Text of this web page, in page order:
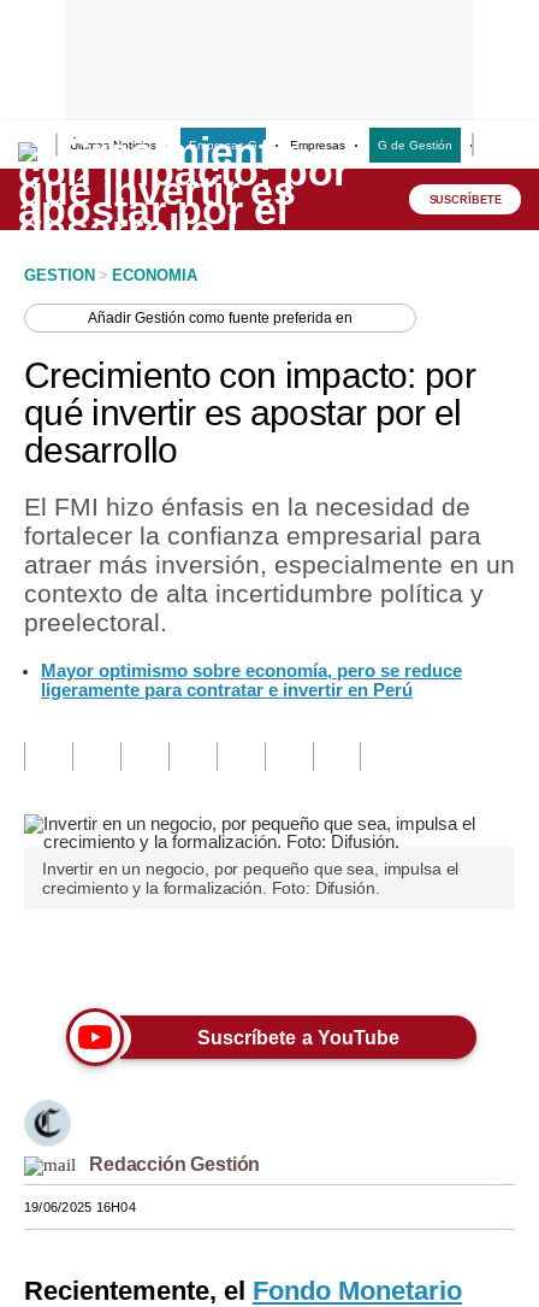
Últimas Noticias Empresas G Empresas G de Gestión
Lo último
Peru Quiosco
Economía
Mercados
Política
Tu Dinero
Finanzas Personales
Inmobiliarias
Opinión
Editorial
Pregunta de hoy
Lujo
Viajes
Moda
Estilos
Mundo
SUSCRÍBETE
GESTION > ECONOMIA
AñadirGestión como fuente preferida en
Crecimiento con impacto: por
qué invertir es apostar por el
desarrollo
El FMI hizo énfasis en la necesidad de
fortalecer la confianza empresarial para
atraer más inversión, especialmente en un
contexto de alta incertidumbre política y
preelectoral.
Mayor optimismo sobre economía, pero se reduce
ligeramente para contratar e invertir en Perú
Invertir en un negocio, por pequeño que sea, impulsa el
crecimiento y la formalización. Foto: Difusión.
Suscríbete a YouTube
Redacción Gestión
19/06/2025 16H04
Recientemente, el Fondo Monetario